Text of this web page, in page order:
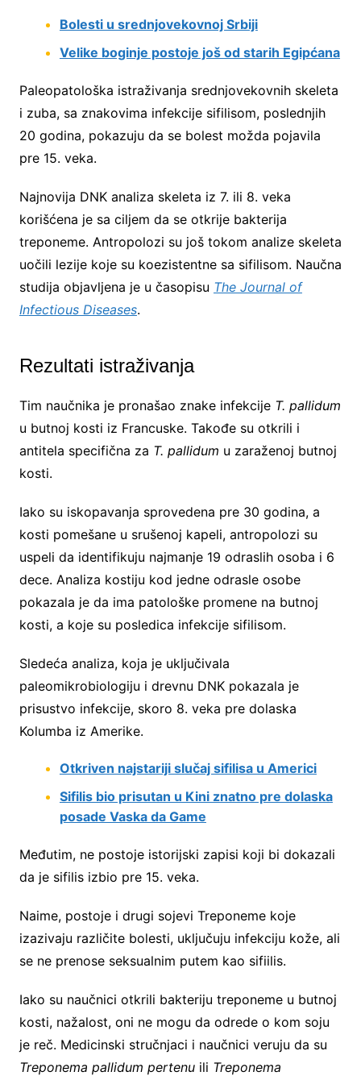
Bolesti u srednjovekovnoj Srbiji
Velike boginje postoje još od starih Egipćana
Paleopatološka istraživanja srednjovekovnih skeleta
i zuba, sa znakovima infekcije sifilisom, poslednjih
20 godina, pokazuju da se bolest možda pojavila
pre 15. veka.
Najnovija DNK analiza skeleta iz 7. ili 8. veka
korišćena je sa ciljem da se otkrije bakterija
treponeme. Antropolozi su još tokom analize skeleta
uočili lezije koje su koezistentne sa sifilisom. Naučna
studija objavljena je u časopisu The Journal of
Infectious Diseases.
Rezultati istraživanja
Tim naučnika je pronašao znake infekcije T. pallidum
u butnoj kosti iz Francuske. Takođe su otkrili i
antitela specifična za T. pallidum u zaraženoj butnoj
kosti.
Iako su iskopavanja sprovedena pre 30 godina, a
kosti pomešane u srušenoj kapeli, antropolozi su
uspeli da identifikuju najmanje 19 odraslih osoba i 6
dece. Analiza kostiju kod jedne odrasle osobe
pokazala je da ima patološke promene na butnoj
kosti, a koje su posledica infekcije sifilisom.
Sledeća analiza, koja je uključivala
paleomikrobiologiju i drevnu DNK pokazala je
prisustvo infekcije, skoro 8. veka pre dolaska
Kolumba iz Amerike.
Otkriven najstariji slučaj sifilisa u Americi
Sifilis bio prisutan u Kini znatno pre dolaska
posade Vaska da Game
Međutim, ne postoje istorijski zapisi koji bi dokazali
da je sifilis izbio pre 15. veka.
Naime, postoje i drugi sojevi Treponeme koje
izazivaju različite bolesti, uključuju infekciju kože, ali
se ne prenose seksualnim putem kao sifiilis.
Iako su naučnici otkrili bakteriju treponeme u butnoj
kosti, nažalost, oni ne mogu da odrede o kom soju
je reč. Medicinski stručnjaci i naučnici veruju da su
Treponema pallidum pertenuili Treponema